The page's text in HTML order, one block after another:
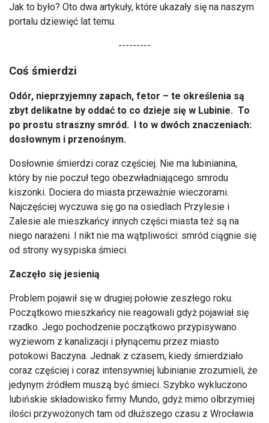
Jak to było? Oto dwa artykuły, które ukazały się na naszym
portalu dziewięć lat temu.
---------
Coś śmierdzi
Odór, nieprzyjemny zapach, fetor – te określenia są
zbyt delikatne by oddać to co dzieje się w Lubinie. To
po prostu straszny smród. I to w dwóch znaczeniach:
dosłownym i przenośnym.
Dosłownie śmierdzi coraz częściej. Nie ma lubinianina,
który by nie poczuł tego obezwładniającego smrodu
kiszonki. Dociera do miasta przeważnie wieczorami.
Najczęściej wyczuwa się go na osiedlach Przylesie i
Zalesie ale mieszkańcy innych części miasta też są na
niego narażeni. I nikt nie ma wątpliwości: smród ciągnie się
od strony wysypiska śmieci.
Zaczęło się jesienią
Problem pojawił się w drugiej połowie zeszłego roku.
Początkowo mieszkańcy nie reagowali gdyż pojawiał się
rzadko. Jego pochodzenie początkowo przypisywano
wyziewom z kanalizacji i płynącemu przez miasto
potokowi Baczyna. Jednak z czasem, kiedy śmierdziało
coraz częściej i coraz intensywniej lubinianie zrozumieli, że
jedynym źródłem muszą być śmieci. Szybko wykluczono
lubińskie składowisko firmy Mundo, gdyż mimo olbrzymiej
ilości przywożonych tam od dłuższego czasu z Wrocławia